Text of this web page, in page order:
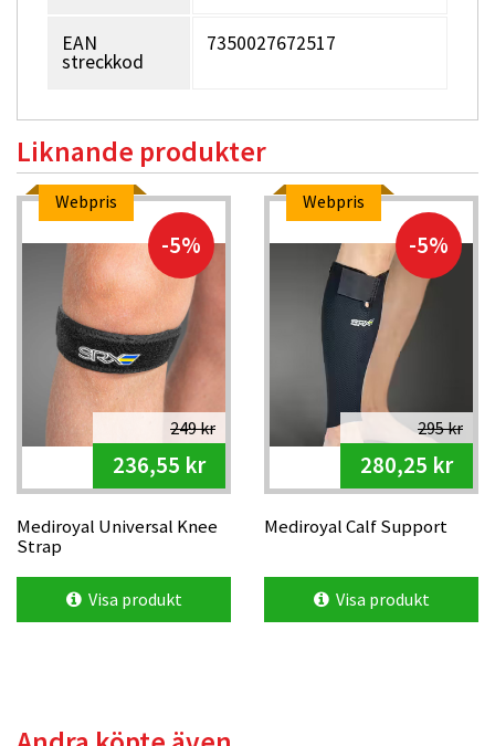
EAN
streckkod
7350027672517
Liknande produkter
Webpris
-5%
249 kr
236,55 kr
Mediroyal Universal Knee
Strap
Visa produkt
Webpris
-5%
295 kr
280,25 kr
Mediroyal Calf Support
Visa produkt